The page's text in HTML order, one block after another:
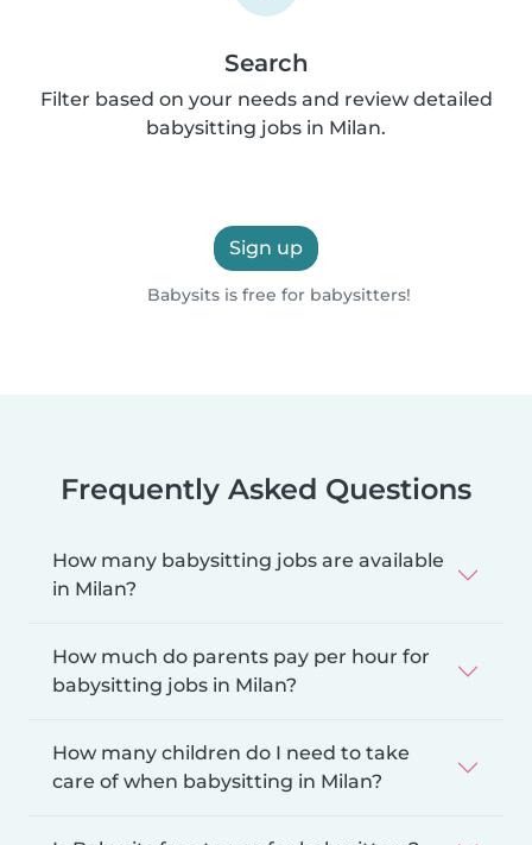
Search
Filter based on your needs and review detailed
babysitting jobs in Milan.
Sign up
Babysits is free for babysitters!
Frequently Asked Questions
How many babysitting jobs are available
in Milan?
How much do parents pay per hour for
babysitting jobs in Milan?
How many children do I need to take
care of when babysitting in Milan?